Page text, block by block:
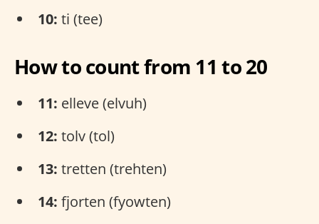
10: ti (tee)
How to count from 11 to 20
11: elleve (elvuh)
12: tolv (tol)
13: tretten (trehten)
14: fjorten (fyowten)